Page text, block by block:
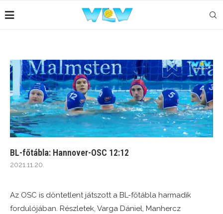
BL-főtábla: Hannover-OSC 12:12
2021.11.20.
Az OSC is döntetlent játszott a BL-főtábla harmadik
fordulójában. Részletek, Varga Dániel, Manhercz